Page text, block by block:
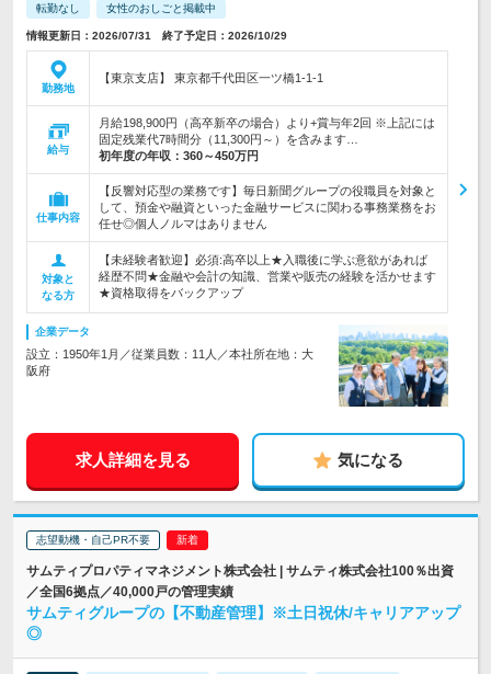
転勤なし 女性のおしごと掲載中
情報更新日：2026/07/31 終了予定日：2026/10/29
勤務地
【東京支店】 東京都千代田区一ツ橋1-1-1
給与
月給198,900円（高卒新卒の場合）より+賞与年2回 ※上記には
固定残業代7時間分（11,300円～）を含みます…
初年度の年収： 360～450万円
仕事内容
【反響対応型の業務です】毎日新聞グループの役職員を対象と
して、預金や融資といった金融サービスに関わる事務業務をお
任せ◎個人ノルマはありません
対象と
なる方
【未経験者歓迎】必須:高卒以上★入職後に学ぶ意欲があれば
経歴不問★金融や会計の知識、営業や販売の経験を活かせます
★資格取得をバックアップ
企業データ
設立：1950年1月／従業員数：11人／本社所在地：大
阪府
求人詳細を見る 気になる
志望動機・自己PR不要
サムティプロパティマネジメント株式会社 | サムティ株式会社100％出資
／全国6拠点／40,000戸の管理実績
サムティグループの【不動産管理】※土日祝休/キャリアアップ
◎